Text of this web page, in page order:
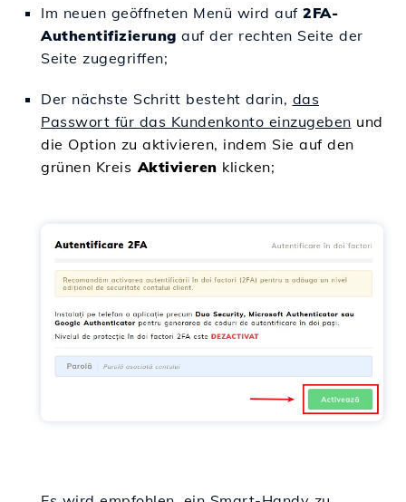
Im neuen geöffneten Menü wird auf 2FA-
Authentifizierung auf der rechten Seite der
Seite zugegriffen;
Der nächste Schritt besteht darin, das
Passwort für das Kundenkonto einzugeben und
die Option zu aktivieren, indem Sie auf den
grünen Kreis Aktivieren klicken;